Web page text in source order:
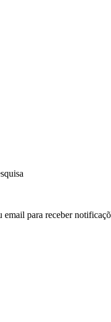
para receber